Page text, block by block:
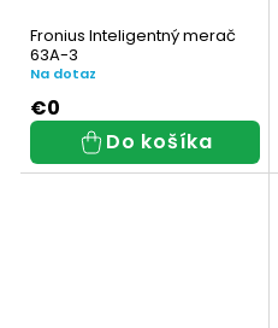
o
v
Fronius Inteligentný merač
63A-3
Na dotaz
€0
Do košíka